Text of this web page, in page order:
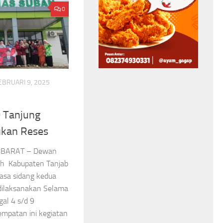
0
9, 2025
Tanjung
Reses
– Dewan
Kabupaten Tanjab
sidang kedua
Selama
4 s/d 9
ini kegiatan
Favorit
Asep Sanjaya Agustus 7, 2026
pada Sang
Voli
Asep Sanjaya